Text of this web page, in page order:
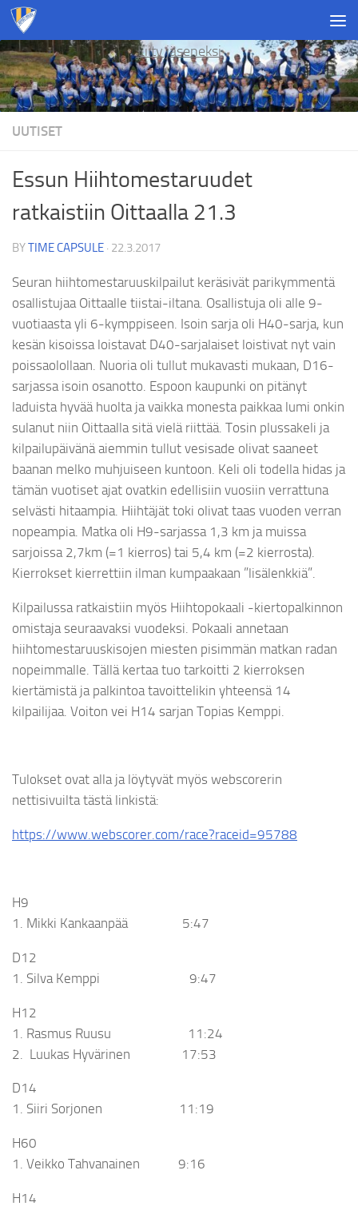
Skip to content
Liity jäseneksi
UUTISET
Essun Hiihtomestaruudet
ratkaistiin Oittaalla 21.3
BYTIME CAPSULE · 22.3.2017
Seuran hiihtomestaruuskilpailut keräsivät parikymmentä
osallistujaa Oittaalle tiistai-iltana. Osallistuja oli alle 9-
vuotiaasta yli 6-kymppiseen. Isoin sarja oli H40-sarja, kun
kesän kisoissa loistavat D40-sarjalaiset loistivat nyt vain
poissaolollaan. Nuoria oli tullut mukavasti mukaan, D16-
sarjassa isoin osanotto. Espoon kaupunki on pitänyt
laduista hyvää huolta ja vaikka monesta paikkaa lumi onkin
sulanut niin Oittaalla sitä vielä riittää. Tosin plussakeli ja
kilpailupäivänä aiemmin tullut vesisade olivat saaneet
baanan melko muhjuiseen kuntoon. Keli oli todella hidas ja
tämän vuotiset ajat ovatkin edellisiin vuosiin verrattuna
selvästi hitaampia. Hiihtäjät toki olivat taas vuoden verran
nopeampia. Matka oli H9-sarjassa 1,3 km ja muissa
sarjoissa 2,7km (=1 kierros) tai 5,4 km (=2 kierrosta).
Kierrokset kierrettiin ilman kumpaakaan ”lisälenkkiä”.
Kilpailussa ratkaistiin myös Hiihtopokaali -kiertopalkinnon
omistaja seuraavaksi vuodeksi. Pokaali annetaan
hiihtomestaruuskisojen miesten pisimmän matkan radan
nopeimmalle. Tällä kertaa tuo tarkoitti 2 kierroksen
kiertämistä ja palkintoa tavoittelikin yhteensä 14
kilpailijaa. Voiton vei H14 sarjan Topias Kemppi.
Tulokset ovat alla ja löytyvät myös webscorerin
nettisivuilta tästä linkistä:
https://www.webscorer.com/race?raceid=95788
H9
1. Mikki Kankaanpää 5:47
D12
1. Silva Kemppi 9:47
H12
1. Rasmus Ruusu 11:24
2. Luukas Hyvärinen 17:53
D14
1. Siiri Sorjonen 11:19
H60
1. Veikko Tahvanainen 9:16
H14